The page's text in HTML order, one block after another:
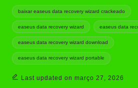
Tags:
baixar easeus data recovery wizard crackeado
easeus data recovery wizard easeus data
easeus data recovery wizard download
easeus data recovery wizard portable
Last updated on março 27, 2026